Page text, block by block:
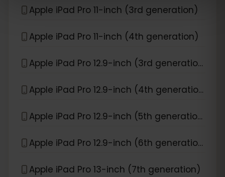
Apple iPad Pro 11-inch (3rd generation)
Apple iPad Pro 11-inch (4th generation)
Apple iPad Pro 12.9-inch (3rd generation)
Apple iPad Pro 12.9-inch (4th generation)
Apple iPad Pro 12.9-inch (5th generation)
Apple iPad Pro 12.9-inch (6th generation)
Apple iPad Pro 13-inch (7th generation)